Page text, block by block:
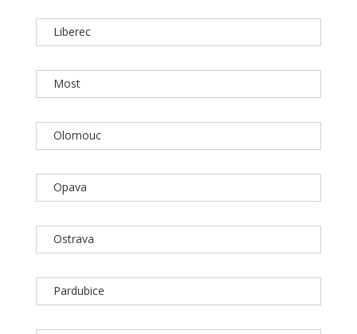
Liberec
Most
Olomouc
Opava
Ostrava
Pardubice